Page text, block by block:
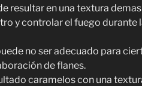
resultar en una textura
y controlar el fuego durante
no ser adecuado para
de flanes.
caramelos con una